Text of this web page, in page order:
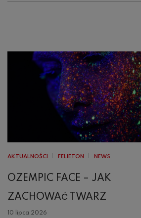
AKTUALNOŚCI FELIETON NEWS
OZEMPIC FACE – JAK
ZACHOWAĆ TWARZ
10 lipca 2026